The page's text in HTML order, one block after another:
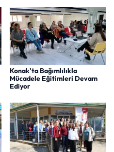
Konak'ta Bağımlılıkla
Mücadele Eğitimleri Devam
Ediyor